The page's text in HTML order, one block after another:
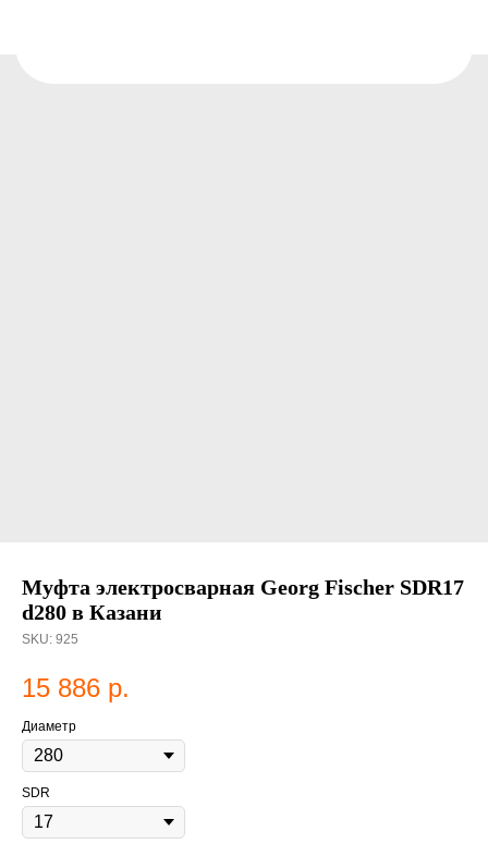
Муфта электросварная Georg Fischer SDR17
d280 в Казани
SKU: 925
15 886 р.
Диаметр
SDR